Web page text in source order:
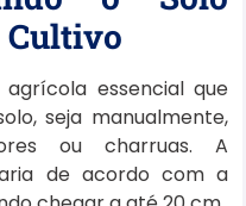
Cultivo
essencial que
seja manualmente,
ou charruas. A
de acordo com a